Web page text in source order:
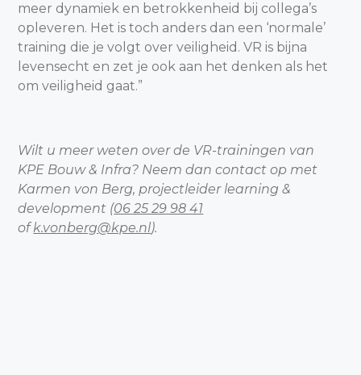
meer dynamiek en betrokkenheid bij collega’s
opleveren. Het is toch anders dan een ‘normale’
training die je volgt over veiligheid. VR is bijna
levensecht en zet je ook aan het denken als het
om veiligheid gaat.”
Wilt u meer weten over de VR-trainingen van
KPE Bouw & Infra? Neem dan contact op met
Karmen von Berg, projectleider learning &
development (06 25 29 98 41
ofk.vonberg@kpe.nl).